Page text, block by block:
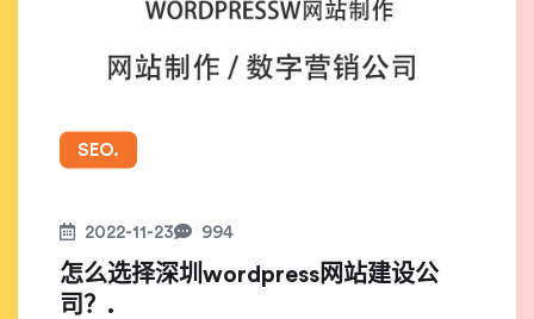
SEO.
2022-11-23 994
怎么选择深圳wordpress网站建设公
司？.